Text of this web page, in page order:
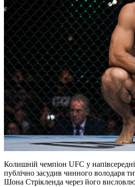
Колишній чемпіон UFC у
публічно засудив чинного володаря
Шона Стрікленда через його